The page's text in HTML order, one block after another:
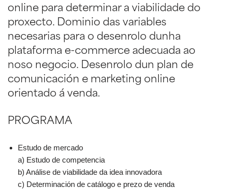
online para determinar a viabilidade do
proxecto. Dominio das variables
necesarias para o desenrolo dunha
plataforma e-commerce adecuada ao
noso negocio. Desenrolo dun plan de
comunicación e marketing online
orientado á venda.
PROGRAMA
Estudo de mercado
a) Estudo de competencia
b) Análise de viabilidade da idea innovadora
c) Determinación de catálogo e prezo de venda